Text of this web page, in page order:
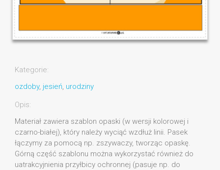
Kategorie:
ozdoby, jesień, urodziny
Opis:
Materiał zawiera szablon opaski (w wersji kolorowej i
czarno-białej), który należy wyciąć wzdłuż linii. Pasek
łączymy za pomocą np. zszywaczy, tworząc opaskę.
Górną część szablonu można wykorzystać również do
uatrakcyjnienia przyłbicy ochronnej (pasuje np. do